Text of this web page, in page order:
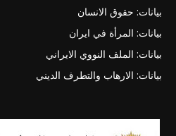
بيانات: حقوق الانسان
بيانات: المرأة في ايران
بيانات: الملف النووي الايراني
بيانات: الارهاب والتطرف الديني